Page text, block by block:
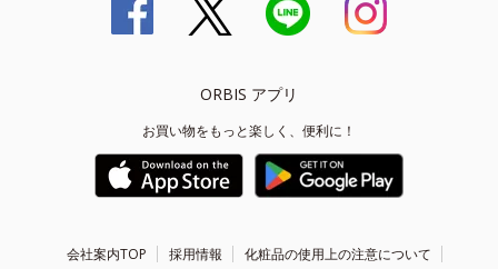
ORBIS アプリ
お買い物をもっと楽しく、便利に！
会社案内TOP 採用情報 化粧品の使用上の注意について